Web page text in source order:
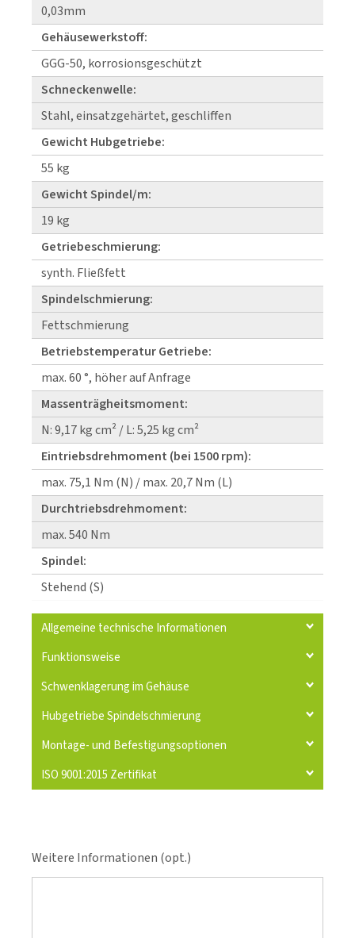
0,03mm
Gehäusewerkstoff:
GGG-50, korrosionsgeschützt
Schneckenwelle:
Stahl, einsatzgehärtet, geschliffen
Gewicht Hubgetriebe:
55 kg
Gewicht Spindel/m:
19 kg
Getriebeschmierung:
synth. Fließfett
Spindelschmierung:
Fettschmierung
Betriebstemperatur Getriebe:
max. 60 °, höher auf Anfrage
Massenträgheitsmoment:
N: 9,17 kg cm² / L: 5,25 kg cm²
Eintriebsdrehmoment (bei 1500 rpm):
max. 75,1 Nm (N) / max. 20,7 Nm (L)
Durchtriebsdrehmoment:
max. 540 Nm
Spindel:
Stehend (S)
Allgemeine technische Informationen
Funktionsweise
Schwenklagerung im Gehäuse
Hubgetriebe Spindelschmierung
Montage- und Befestigungsoptionen
ISO 9001:2015 Zertifikat
Weitere Informationen (opt.)